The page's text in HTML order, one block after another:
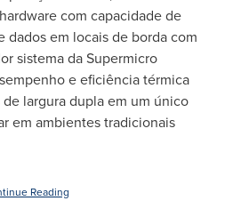
com capacidade de
dados em locais de borda com
sistema da Supermicro
e eficiência térmica
de largura dupla em um único
em ambientes tradicionais
Reading